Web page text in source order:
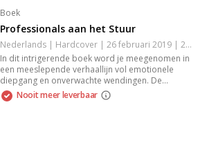
Boek
Professionals aan het Stuur
Nederlands | Hardcover | 26 februari 2019 | 288 pagina's | 9789492926371
In dit intrigerende boek word je meegenomen in
een meeslepende verhaallijn vol emotionele
diepgang en onverwachte wendingen. De
personages zijn levensecht en hun worstelingen
raken de lezer. Thema's van liefde, verlies en
Nooit meer leverbaar